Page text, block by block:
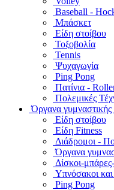
Baseball -
Μπάσκετ
Είδη στοίβου
Τοξοβολία
Tennis
Ψυχαγωγία
Ping Pong
Πατίνια -
Πολεμικές
Όργανα
Είδη στοίβου
Είδη Fitness
Διάδρομοι -
Όργανα
Δίσκοι-
Υπνόσακοι
Ping Pong